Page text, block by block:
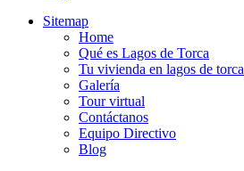
Sitemap
Home
Qué es Lagos de Torca
Tu vivienda en lagos de torca
Galería
Tour virtual
Contáctanos
Equipo Directivo
Blog